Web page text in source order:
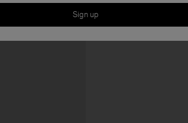
Sign up